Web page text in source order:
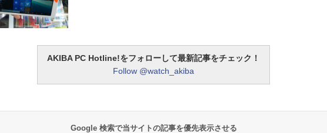
AKIBA PC Hotline!をフォローして最新記事をチェック！
Follow @watch_akiba
Google 検索で当サイトの記事を優先表示させる